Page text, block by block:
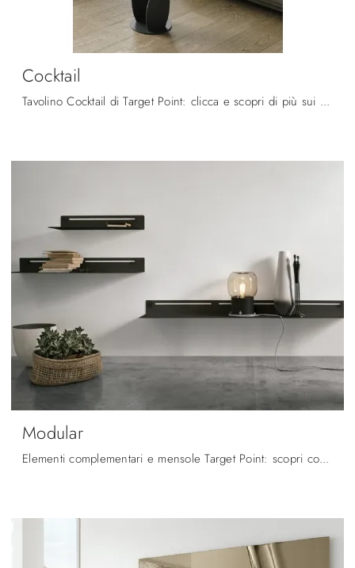
Cocktail
Tavolino Cocktail di Target Point: clicca e scopri di più sui Complementi e tavolini design in vetro del noto e rinomato brand!
Modular
Elementi complementari e mensole Target Point: scopri come impreziosire i tuoi locali moderni con il modello Modular.